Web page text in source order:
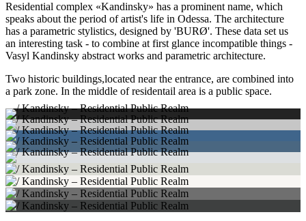
Residential complex «Kandinsky» has a prominent name, which
speaks about the period of artist's life in Odessa. The architecture
has a parametric stylistics, designed by 'BURØ'. These data set us
an interesting task - to combine at first glance incompatible things -
Vasyl Kandinsky abstract works and parametric architecture.
Two historic buildings,located near the entrance, are combined into
a park zone. In the middle of residentail area is a public space.